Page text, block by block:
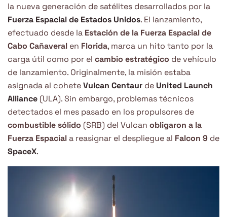
la nueva generación de satélites desarrollados por la
Fuerza Espacial de Estados Unidos. El lanzamiento,
efectuado desde la Estación de la Fuerza Espacial de
Cabo Cañaveral en Florida, marca un hito tanto por la
carga útil como por el cambio estratégico de vehículo
de lanzamiento. Originalmente, la misión estaba
asignada al coheteVulcan Centaur de United Launch
Alliance (ULA). Sin embargo, problemas técnicos
detectados el mes pasado en los propulsores de
combustible sólido (SRB) del Vulcan obligaron a la
Fuerza Espaciala reasignar el despliegue al Falcon 9 de
SpaceX.